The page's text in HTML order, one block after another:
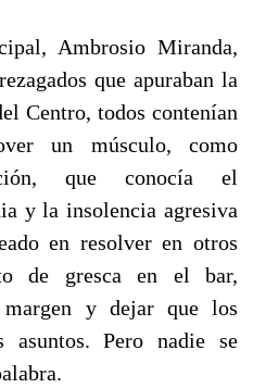
Ambrosio Miranda,
que apuraban la
Centro, todos contenían
un músculo, como
que conocía el
y la insolencia agresiva
en resolver en otros
de gresca en el bar,
y dejar que los
asuntos. Pero nadie se